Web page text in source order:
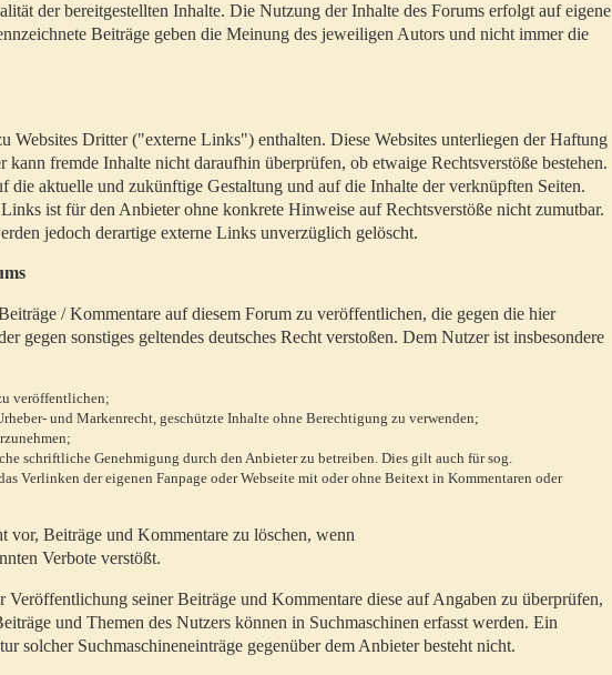
der bereitgestellten Inhalte. Die Nutzung der Inhalte des Forums erfolgt auf eigene
Beiträge geben die Meinung des jeweiligen Autors und nicht immer die
Websites Dritter ("externe Links") enthalten. Diese Websites unterliegen der Haftung
fremde Inhalte nicht daraufhin überprüfen, ob etwaige Rechtsverstöße bestehen.
die aktuelle und zukünftige Gestaltung und auf die Inhalte der verknüpften Seiten.
ist für den Anbieter ohne konkrete Hinweise auf Rechtsverstöße nicht zumutbar.
jedoch derartige externe Links unverzüglich gelöscht.
/ Kommentare auf diesem Forum zu veröffentlichen, die gegen die hier
gegen sonstiges geltendes deutsches Recht verstoßen. Dem Nutzer ist insbesondere
veröffentlichen;
und Markenrecht, geschützte Inhalte ohne Berechtigung zu verwenden;
schriftliche Genehmigung durch den Anbieter zu betreiben. Dies gilt auch für sog.
Verlinken der eigenen Fanpage oder Webseite mit oder ohne Beitext in Kommentaren oder
vor, Beiträge und Kommentare zu löschen, wenn
Verbote verstößt.
seiner Beiträge und Kommentare diese auf Angaben zu überprüfen,
und Themen des Nutzers können in Suchmaschinen erfasst werden. Ein
solcher Suchmaschineneinträge gegenüber dem Anbieter besteht nicht.